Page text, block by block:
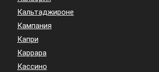
Кальтаджироне
Кампания
Капри
Каррара
Кассино